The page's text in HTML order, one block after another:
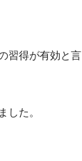
習得が有効と言
した。